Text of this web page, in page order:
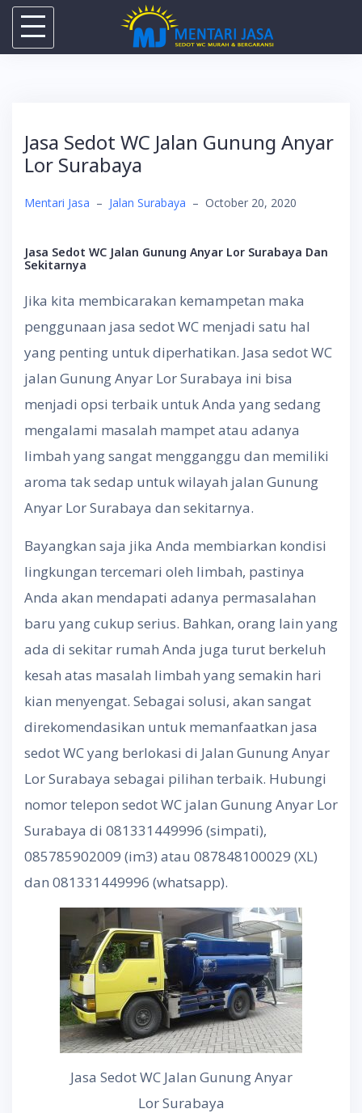
Skip
Jasa Sedot WC Jalan Gunung Anyar
Lor Surabaya
Mentari Jasa – Jalan Surabaya – October 20, 2020
Jasa Sedot WC Jalan Gunung Anyar Lor Surabaya Dan
Sekitarnya
Jika kita membicarakan kemampetan maka
penggunaan jasa sedot WC menjadi satu hal
yang penting untuk diperhatikan. Jasa sedot WC
jalan Gunung Anyar Lor Surabaya ini bisa
menjadi opsi terbaik untuk Anda yang sedang
mengalami masalah mampet atau adanya
limbah yang sangat mengganggu dan memiliki
aroma tak sedap untuk wilayah jalan Gunung
Anyar Lor Surabaya dan sekitarnya.
Bayangkan saja jika Anda membiarkan kondisi
lingkungan tercemari oleh limbah, pastinya
Anda akan mendapati adanya permasalahan
baru yang cukup serius. Bahkan, orang lain yang
ada di sekitar rumah Anda juga turut berkeluh
kesah atas masalah limbah yang semakin hari
kian menyengat. Sebagai solusi, akan sangat
direkomendasikan untuk memanfaatkan jasa
sedot WC yang berlokasi di Jalan Gunung Anyar
Lor Surabaya sebagai pilihan terbaik. Hubungi
nomor telepon sedot WC jalan Gunung Anyar Lor
Surabaya di 081331449996 (simpati),
085785902009 (im3) atau 087848100029 (XL)
dan 081331449996 (whatsapp).
Jasa Sedot WC Jalan Gunung Anyar
Lor Surabaya